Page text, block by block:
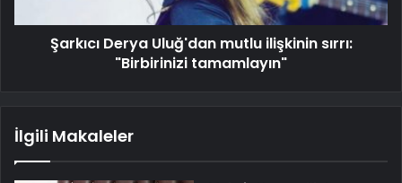
Şarkıcı Derya Uluğ'dan mutlu ilişkinin sırrı:
"Birbirinizi tamamlayın"
İlgili Makaleler